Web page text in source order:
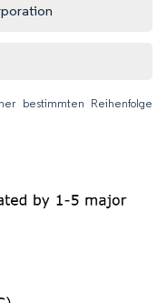
bestimmten Reihenfolge